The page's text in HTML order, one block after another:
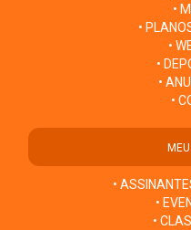
•
•
•
•
•
•
•
•
•